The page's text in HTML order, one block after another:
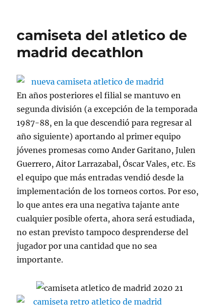
camiseta del atletico de
madrid decathlon
En años posteriores el filial se mantuvo en
segunda división (a excepción de la temporada
1987-88, en la que descendió para regresar al
año siguiente) aportando al primer equipo
jóvenes promesas como Ander Garitano, Julen
Guerrero, Aitor Larrazabal, Óscar Vales, etc. Es
el equipo que más entradas vendió desde la
implementación de los torneos cortos. Por eso,
lo que antes era una negativa tajante ante
cualquier posible oferta, ahora será estudiada,
no estan previsto tampoco desprenderse del
jugador por una cantidad que no sea
importante.